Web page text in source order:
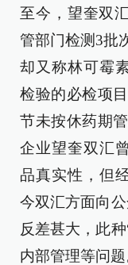
至今，望奎双
管部门检测3批
却又称林可霉
检验的必检项
节未按休药期
企业望奎双汇
品真实性，但
今双汇方面向
反差甚大，此
内部管理等问题